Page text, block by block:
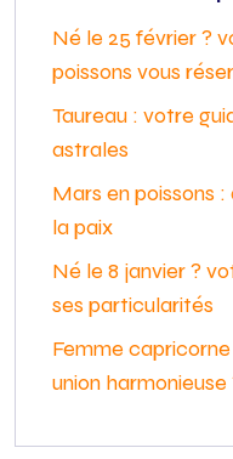
Né le 25 février ?
poissons vous
Taureau : votre
astrales
Mars en poissons
la paix
Né le 8 janvier ?
ses particularités
Femme
union harmonieuse